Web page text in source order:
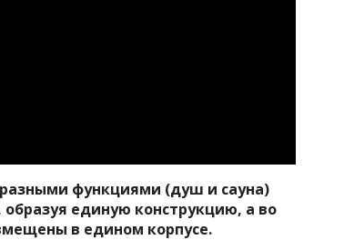
функциями (душ и сауна)
образуя единую конструкцию, а во
в едином корпусе.